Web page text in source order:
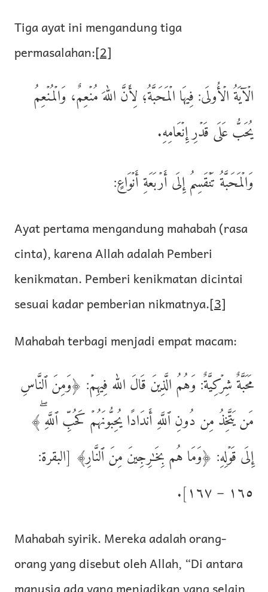
Tiga ayat ini mengandung tiga
permasalahan:[2]
الۡآيَةُ الۡأُولَى: فِيهَا الۡمَحَبَّةُ؛ لِأَنَّ اللهَ مُنۡعِمٌ، وَالۡمُنۡعِمُ
يُحَبُّ عَلَى قَدۡرِ إِنۡعَامِهِ.
وَالۡمَحَبَّةُ تَنۡقَسِمُ إِلَى أَرۡبَعَةِ أَنۡوَاعٍ:
Ayat pertama mengandung mahabah (rasa
cinta), karena Allah adalah Pemberi
kenikmatan. Pemberi kenikmatan dicintai
sesuai kadar pemberian nikmatnya.[3]
Mahabah terbagi menjadi empat macam:
مَحَبَّةٌ شِرۡكِيَّةٌ: وَهُمُ الَّذِينَ قَالَ الله فِيهِمۡ: ﴿وَمِنَ ٱلنَّاسِ
مَن يَتَّخِذُ مِن دُونِ ٱللَّهِ أَندَادًا يُحِبُّونَهُمۡ كَحُبِّ ٱللَّهِ ۖ﴾
إِلَى قَوۡلِهِ: ﴿وَمَا هُم بِخَـٰرِجِينَ مِنَ ٱلنَّارِ﴾ [البقرة:
١٦٥ – ١٦٧].
Mahabah syirik. Mereka adalah orang-
orang yang disebut oleh Allah, “Di antara
manusia ada yang menjadikan yang selain